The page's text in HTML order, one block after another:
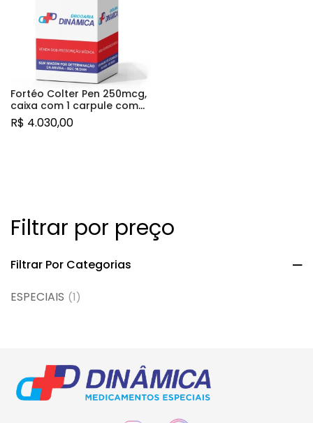
Filtrar por preço
Filtrar Por Categorias
ESPECIAIS (1)
Fortéo Colter Pen 250mcg,
caixa com 1 carpule com
2,4mL de solução de uso
subcutâneo + sistema de
R$ 4.030,00